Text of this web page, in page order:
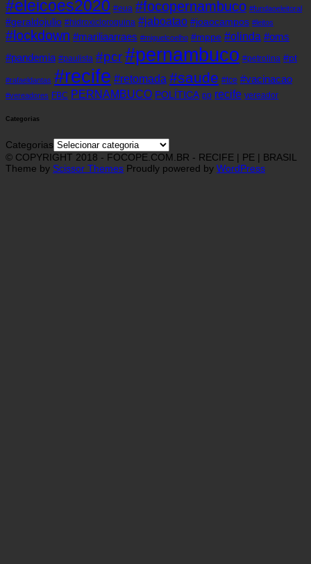
#eleicoes2020 #eua #focopernambuco #fundaoeleitoral
#geraldojulio #hidroxicloroquina #jaboatao #joaocampos #leitos
#lockdown #mariliaarraes #miguelcoelho #mppe #olinda #oms
#pandemia #paulista #pcr#pernambuco #petrolina #pt
#rafaeldantas #recife #retomada #saude #tce #vacinacao
#vereadores FBC PERNAMBUCO POLÍTICA pp recife vereador
Categorias
Categorias
© COPYRIGHT 2018 - FOCOPE.COM.BR - RECIFE | PE | BRASIL
Theme by Scissor Themes Proudly powered by WordPress